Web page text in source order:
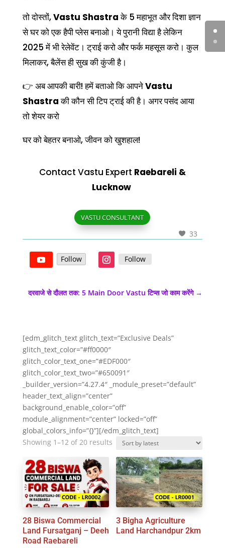
तो दोस्तों,Vastu Shastraके 5 महाभूत और दिशा ज्ञान
से घर को एक हैपी प्लेस बनाओ। ये पुरानी विद्या है लेकिन
2025 में भी रेलेवेंट। ट्राई करो और फर्क महसूस करो। कुल
मिलाकर, बैलेंस ही सुख की कुंजी है।
👉 अब आपकी बारी! हमें बताओ कि आपनेVastu
Shastraकी कौन सी टिप ट्राई की है। अगर पसंद आया
तो शेयर करो
घर को बेहतर बनाओ, जीवन को खुशहाल!
Contact Vastu Expert Raebareli &
Lucknow
VASTU CONSULTANT
33
Follow Follow
दरवाजे से दौलत तक: 5 Main Door Vastu टिप्स जो काम करेंगे→
[edm_glitch_text glitch_text=”Exclusive Deals”
glitch_text_color=”#ff0000″
glitch_color_text_one=”#EDF000″
glitch_color_text_two=”#650091″
_builder_version=”4.27.4″ _module_preset=”default”
header_text_align=”center”
background_enable_color=”off”
module_alignment=”center” locked=”off”
global_colors_info=”{}”][/edm_glitch_text]
Showing 1–12 of 20 resultsSorted
latest
28 Biswa Commercial
Land Fursatganj – Deeh
Road Raebareli
3 Bigha Agriculture
Land Harchandpur 2km